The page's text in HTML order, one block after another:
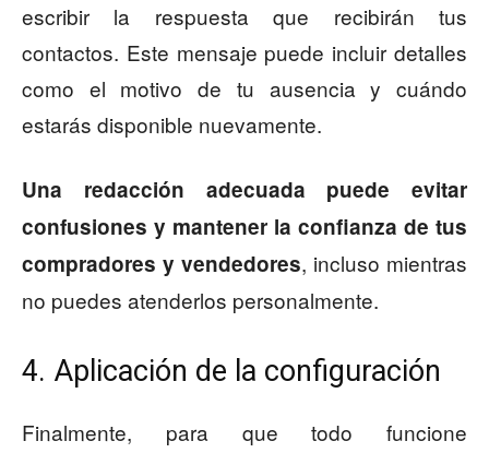
escribir la respuesta que recibirán tus
contactos. Este mensaje puede incluir detalles
como el motivo de tu ausencia y cuándo
estarás disponible nuevamente.
Una redacción adecuada puede evitar
confusiones y mantener la confianza de tus
compradores y vendedores, incluso mientras
no puedes atenderlos personalmente.
4. Aplicación de la configuración
Finalmente, para que todo funcione